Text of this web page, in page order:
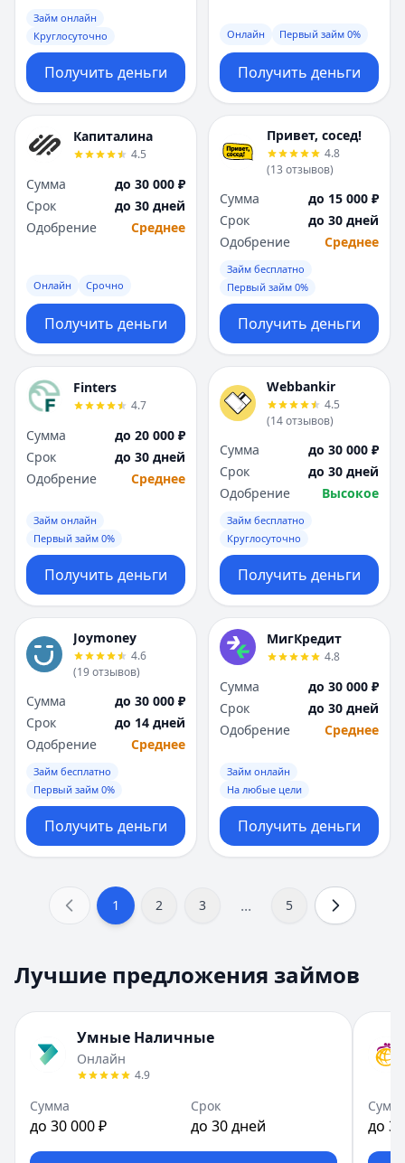
Займ онлайн
Круглосуточно
Получить деньги
Онлайн Первый займ 0%
Получить деньги
Капиталина
4.5
Сумма
до 30 000 ₽
Срок
до 30 дней
Одобрение
Среднее
Онлайн Срочно
Получить деньги
Привет, сосед!
4.8
(13 отзывов)
Сумма
до 15 000 ₽
Срок
до 30 дней
Одобрение
Среднее
Займ бесплатно
Первый займ 0%
Получить деньги
Finters
4.7
Сумма
до 20 000 ₽
Срок
до 30 дней
Одобрение
Среднее
Займ онлайн
Первый займ 0%
Получить деньги
Webbankir
4.5
(14отзывов)
Сумма
до 30 000 ₽
Срок
до 30 дней
Одобрение
Высокое
Займ бесплатно
Круглосуточно
Получить деньги
Joymoney
4.6
(19отзывов)
Сумма
до 30 000 ₽
Срок
до 14 дней
Одобрение
Среднее
Займ бесплатно
Первый займ 0%
Получить деньги
МигКредит
4.8
Сумма
до 30 000 ₽
Срок
до 30 дней
Одобрение
Среднее
Займ онлайн
На любые цели
Получить деньги
1 2 3 ... 5
Лучшие предложения займов
Умные Наличные
Онлайн
4.9
Сумма
до 30 000 ₽
Срок
до 30 дней до